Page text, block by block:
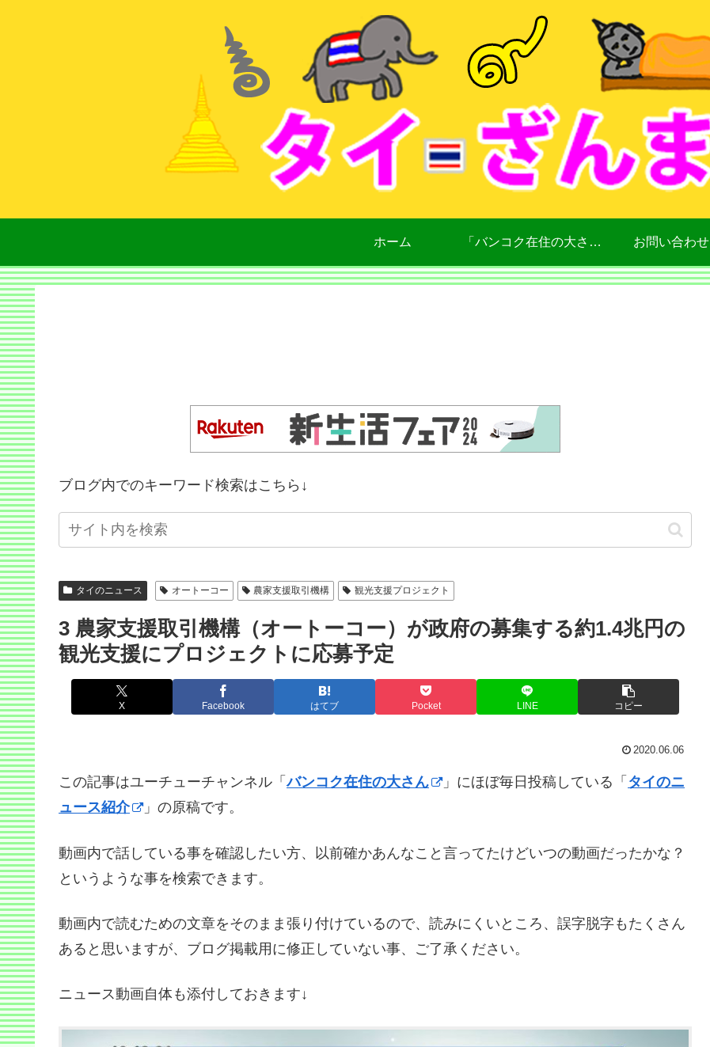
ホーム 「バンコク在住の大さん」について お問い合わせ
ブログ内でのキーワード検索はこちら↓
タイのニュース オートーコー 農家支援取引機構 観光支援プロジェクト
3 農家支援取引機構（オートーコー）が政府の募集する約1.4兆円の
観光支援にプロジェクトに応募予定
X Facebook はてブ Pocket LINE コピー
2020.06.06
この記事はユーチューチャンネル「バンコク在住の大さん 」にほぼ毎日投稿している「 タイのニ
ュース紹介
」の原稿です。
動画内で話している事を確認したい方、以前確かあんなこと言ってたけどいつの動画だったかな？
というような事を検索できます。
動画内で読むための文章をそのまま張り付けているので、読みにくいところ、誤字脱字もたくさん
あると思いますが、ブログ掲載用に修正していない事、ご了承ください。
ニュース動画自体も添付しておきます↓